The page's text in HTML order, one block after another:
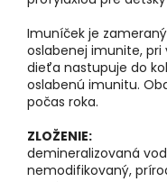
Imuníček je
oslabenej imunite,
dieťa nastupuje do
oslabenú imunitu.
počas roka.
ZLOŽENIE:
demineralizovaná
nemodifikovaný,